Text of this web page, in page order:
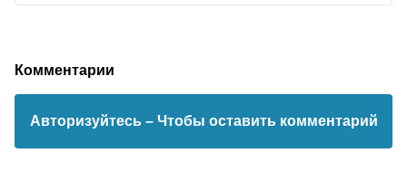
Комментарии
Авторизуйтесь – Чтобы оставить комментарий